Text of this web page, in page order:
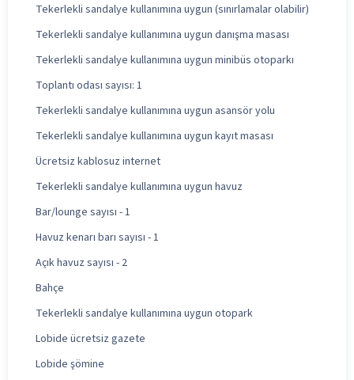
Tekerlekli sandalye kullanımına uygun (sınırlamalar olabilir)
Tekerlekli sandalye kullanımına uygun danışma masası
Tekerlekli sandalye kullanımına uygun minibüs otoparkı
Toplantı odası sayısı: 1
Tekerlekli sandalye kullanımına uygun asansör yolu
Tekerlekli sandalye kullanımına uygun kayıt masası
Ücretsiz kablosuz internet
Tekerlekli sandalye kullanımına uygun havuz
Bar/lounge sayısı - 1
Havuz kenarı barı sayısı - 1
Açık havuz sayısı - 2
Bahçe
Tekerlekli sandalye kullanımına uygun otopark
Lobide ücretsiz gazete
Lobide şömine